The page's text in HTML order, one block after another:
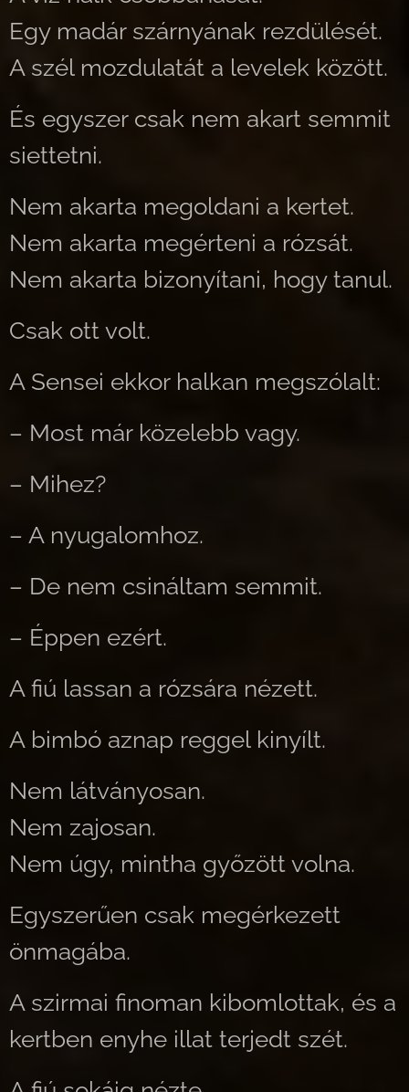
Egy madár szárnyának rezdülését.
A szél mozdulatát a levelek között.
És egyszer csak nem akart semmit
siettetni.
Nem akarta megoldani a kertet.
Nem akarta megérteni a rózsát.
Nem akarta bizonyítani, hogy tanul.
Csak ott volt.
A Sensei ekkor halkan megszólalt:
– Most már közelebb vagy.
– Mihez?
– A nyugalomhoz.
– De nem csináltam semmit.
– Éppen ezért.
A fiú lassan a rózsára nézett.
A bimbó aznap reggel kinyílt.
Nem látványosan.
Nem zajosan.
Nem úgy, mintha győzött volna.
Egyszerűen csak megérkezett
önmagába.
A szirmai finoman kibomlottak, és a
kertben enyhe illat terjedt szét.